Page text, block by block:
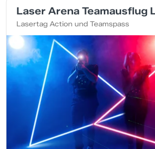
Laser Arena Teamausflug
Lasertag Action und Teamspass